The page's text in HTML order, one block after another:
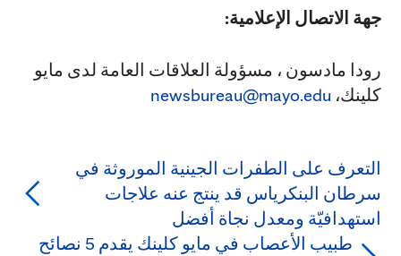
جهة الاتصال الإعلامية:
رودا مادسون ، مسؤولة العلاقات العامة لدى مايو
كلينك، newsbureau@mayo.edu
التعرف على الطفرات الجينية الموروثة في
سرطان البنكرياس قد ينتج عنه علاجات
استهدافيّة ومعدل نجاة أفضل
طبيب الأعصاب في مايو كلينك يقدم 5 نصائح